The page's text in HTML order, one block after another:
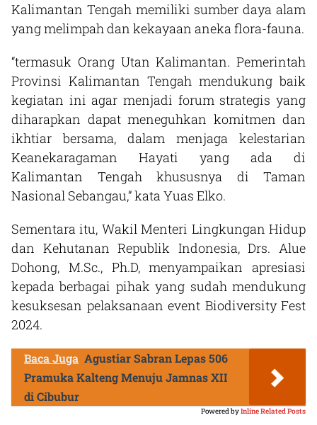
Kalimantan Tengah memiliki sumber daya alam
yang melimpah dan kekayaan aneka flora-fauna.
“termasuk Orang Utan Kalimantan. Pemerintah
Provinsi Kalimantan Tengah mendukung baik
kegiatan ini agar menjadi forum strategis yang
diharapkan dapat meneguhkan komitmen dan
ikhtiar bersama, dalam menjaga kelestarian
Keanekaragaman Hayati yang ada di
Kalimantan Tengah khususnya di Taman
Nasional Sebangau,” kata Yuas Elko.
Sementara itu, Wakil Menteri Lingkungan Hidup
dan Kehutanan Republik Indonesia, Drs. Alue
Dohong, M.Sc., Ph.D, menyampaikan apresiasi
kepada berbagai pihak yang sudah mendukung
kesuksesan pelaksanaan event Biodiversity Fest
2024.
Baca Juga Agustiar Sabran Lepas 506
Pramuka Kalteng Menuju Jamnas XII
di Cibubur
Powered byInline Related Posts